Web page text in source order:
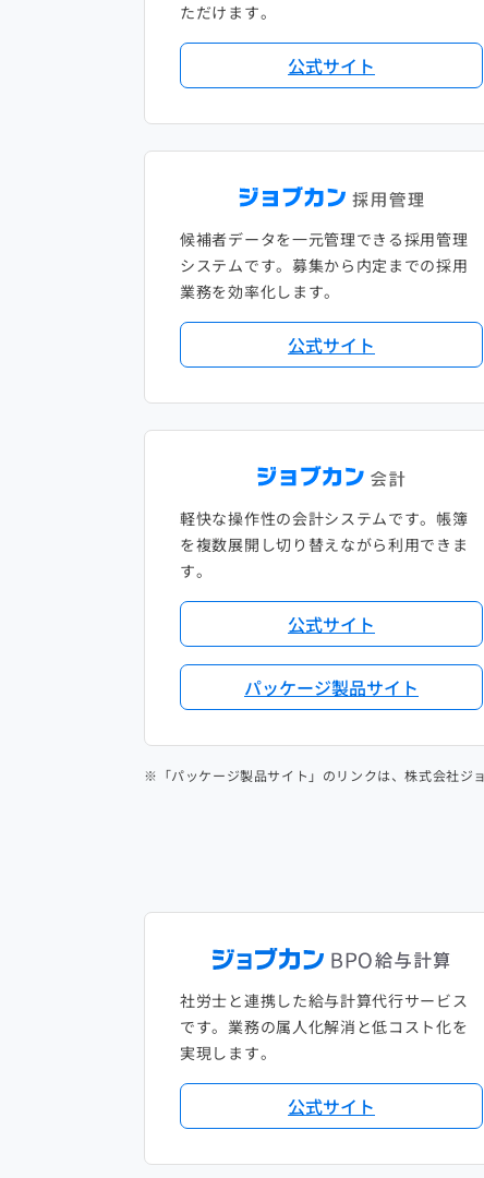
ただけます。
公式サイト
候補者データを一元管理できる採用管理
システムです。募集から内定までの採用
業務を効率化します。
公式サイト
軽快な操作性の会計システムです。帳簿
を複数展開し切り替えながら利用できま
す。
公式サイト
パッケージ製品サイト
※「パッケージ製品サイト」のリンクは、株式会社ジ
社労士と連携した給与計算代行サービス
です。業務の属人化解消と低コスト化を
実現します。
公式サイト